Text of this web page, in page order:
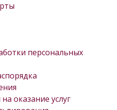
персональных
оказание услуг